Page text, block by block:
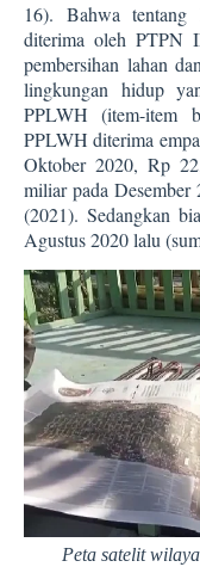
16). Bahwa
diterima oleh PTPN
pembersihan lahan
lingkungan hidup
PPLWH (item-item
PPLWH diterima
Oktober 2020, Rp
miliar pada
(2021). Sedangkan
Agustus 2020 lalu
Peta satelit